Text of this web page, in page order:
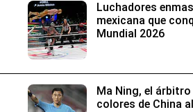
Luchadores
mexicana que
Mundial 2026
Ma Ning, el
colores de China